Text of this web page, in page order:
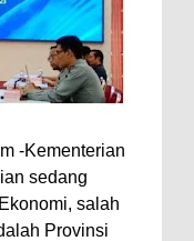
-Kementerian
sedang
salah
Provinsi